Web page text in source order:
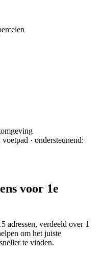
· ondersteunend:
voor 1e
adressen, verdeeld over 1
om het juiste
te vinden.